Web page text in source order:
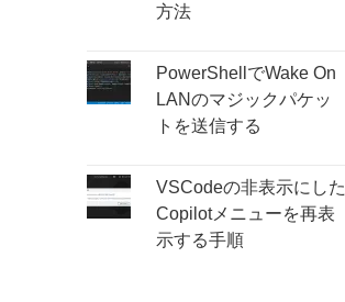
方法
PowerShellでWake On
LANのマジックパケッ
トを送信する
VSCodeの非表示にした
Copilotメニューを再表
示する手順